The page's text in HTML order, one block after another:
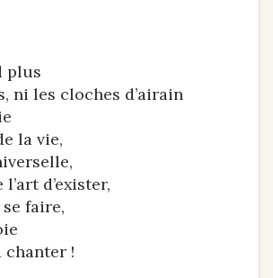
plus
ni les cloches d’airain
la vie,
d’exister,
faire,
chanter !